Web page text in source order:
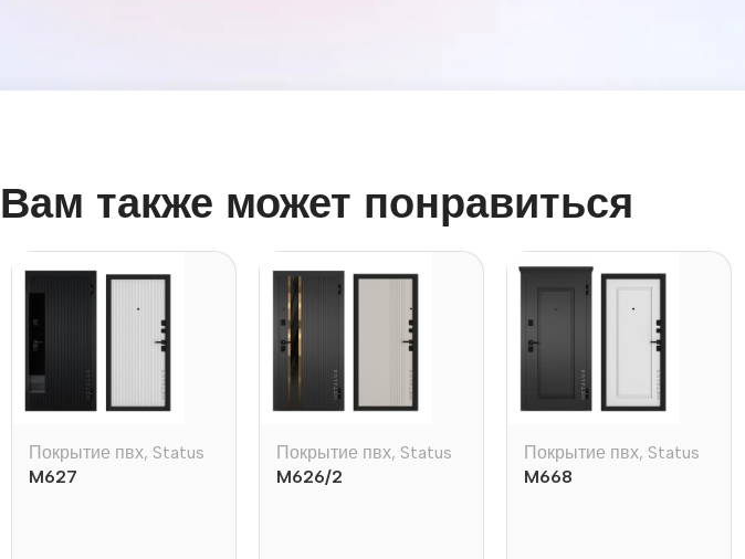
Вам также может понравиться
Покрытие пвх, Status
M627
Покрытие пвх, Status
M626/2
Покрытие пвх, Status
M668